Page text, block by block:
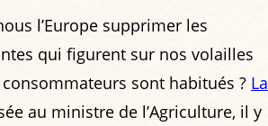
l’Europe supprimer les
qui figurent sur nos volailles
sont habitués ? La
au ministre de l’Agriculture, il y